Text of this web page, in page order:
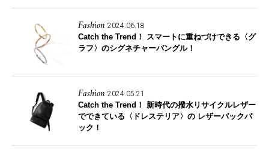
Fashion 2024.06.18
Catch the Trend！
スマートに重ねづけできる〈グ
ラフ〉のシグネチャーバングル！
Fashion 2024.05.21
Catch the Trend！ 新時代の撥水リサイクルレザー
でできている〈ドレステリア〉の レザーバックパ
ック！